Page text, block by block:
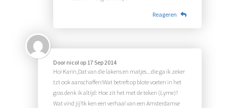
Reageren
Door nicoI op 17 Sep 2014
Hoi Karin,Dat van die lakens en matjes...die ga ik zeker
tzt ook aanschaffen!Wat betreft op blote voeten in het
gras denk ik altijd: Hoe zit het met de teken (Lyme)?
Wat vind jij?Ik ken een verhaal van een Amsterdamse